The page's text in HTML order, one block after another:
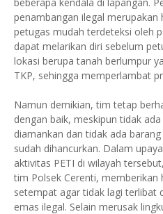
penambangan ilegal merupakan
petugas mudah terdeteksi oleh
dapat melarikan diri sebelum
lokasi berupa tanah berlumpur
TKP, sehingga memperlambat
Namun demikian, tim tetap
dengan baik, meskipun tidak
diamankan dan tidak ada
sudah dihancurkan. Dalam
aktivitas PETI di wilayah
tim Polsek Cerenti,
setempat agar tidak lagi terlibat
emas ilegal. Selain merusak